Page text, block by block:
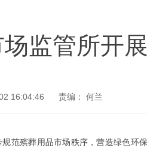
监管所开
16:04:46 责编： 何兰
范殡葬用品市场秩序，营造绿色环